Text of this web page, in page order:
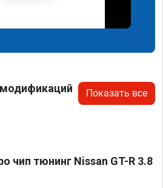
Показать все
чип тюнинг Nissan GT-R 3.8